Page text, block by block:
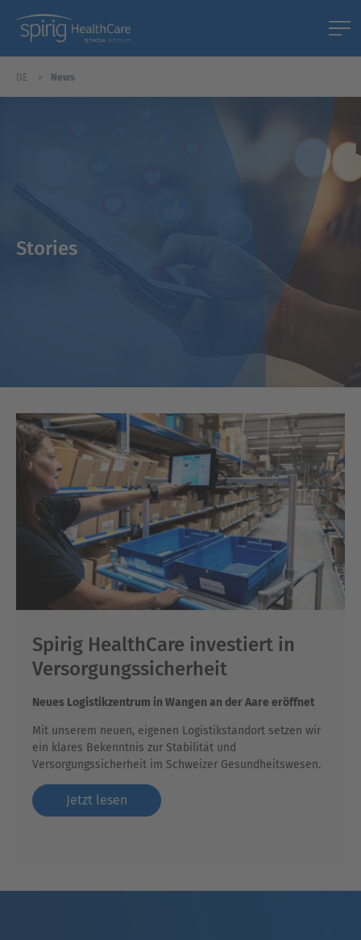
DE News
Stories
Spirig HealthCare investiert in
Versorgungssicherheit
Neues Logistikzentrum in Wangen an der Aare eröffnet
Mit unserem neuen, eigenen Logistikstandort setzen wir
ein klares Bekenntnis zur Stabilität und
Versorgungssicherheit im Schweizer Gesundheitswesen.
Jetzt lesen